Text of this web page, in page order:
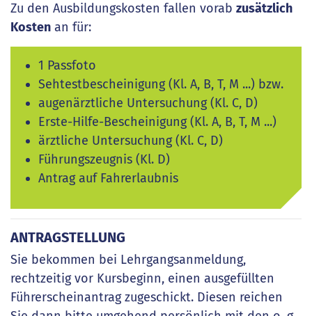
Zu den Ausbildungskosten fallen vorab zusätzlich
Kosten an für:
1 Passfoto
Sehtestbescheinigung (Kl. A, B, T, M ...) bzw.
augenärztliche Untersuchung (Kl. C, D)
Erste-Hilfe-Bescheinigung (Kl. A, B, T, M ...)
ärztliche Untersuchung (Kl. C, D)
Führungszeugnis (Kl. D)
Antrag auf Fahrerlaubnis
ANTRAGSTELLUNG
Sie bekommen bei Lehrgangsanmeldung,
rechtzeitig vor Kursbeginn, einen ausgefüllten
Führerscheinantrag zugeschickt. Diesen reichen